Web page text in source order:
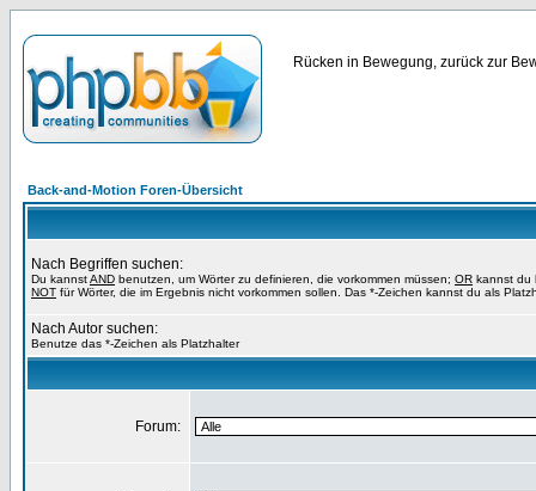
Rücken in Bewegung, zurück zur
Back-and-Motion Foren-Übersicht
Nach Begriffen suchen:
Du kannstAND benutzen, um Wörter zu definieren, die vorkommen müssen; OR kannst du
NOT für Wörter, die im Ergebnis nicht vorkommen sollen. Das *-Zeichen kannst du als
Nach Autor suchen:
Benutze das *-Zeichen als Platzhalter
Forum: